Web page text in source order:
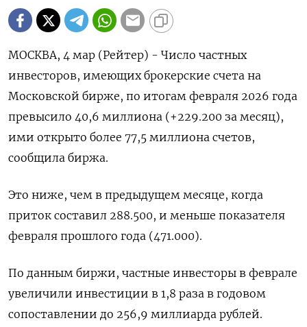
МОСКВА, 4 мар (Рейтер) - Число частных
инвесторов, имеющих брокерские счета на
‌Московской бирже, по итогам февраля 2026 года
превысило 40,6 миллиона (+229.200 ​за месяц), ​
ими ​открыто более ⁠77,5 миллиона ‌счетов,
сообщила биржа.
Это ‌ниже, чем в предыдущем месяце, ​когда
приток составил 288.500, ‌и меньше показателя ​
февраля прошлого года (471.000).
По данным ‌биржи, частные инвесторы в феврале
увеличили инвестиции в 1,8 ​раза ​в ‌годовом
сопоставлении до 256,9 ​миллиарда рублей.